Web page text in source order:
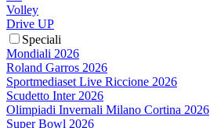
Volley
Drive UP
Speciali
Mondiali 2026
Roland Garros 2026
Sportmediaset Live Riccione 2026
Scudetto Inter 2026
Olimpiadi Invernali Milano Cortina 2026
Super Bowl 2026